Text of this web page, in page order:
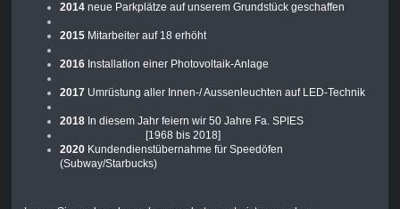
2014neue Parkplätze auf unserem Grundstück geschaffen
2015Mitarbeiter auf 18 erhöht
2016Installation einer Photovoltaik-Anlage
2017Umrüstung aller Innen-/ Aussenleuchten auf LED-Technik
2018In diesem Jahr feiern wir 50 Jahre Fa. SPIES
[1968 bis 2018]
2020Kundendienstübernahme für Speedöfen
(Subway/Starbucks)